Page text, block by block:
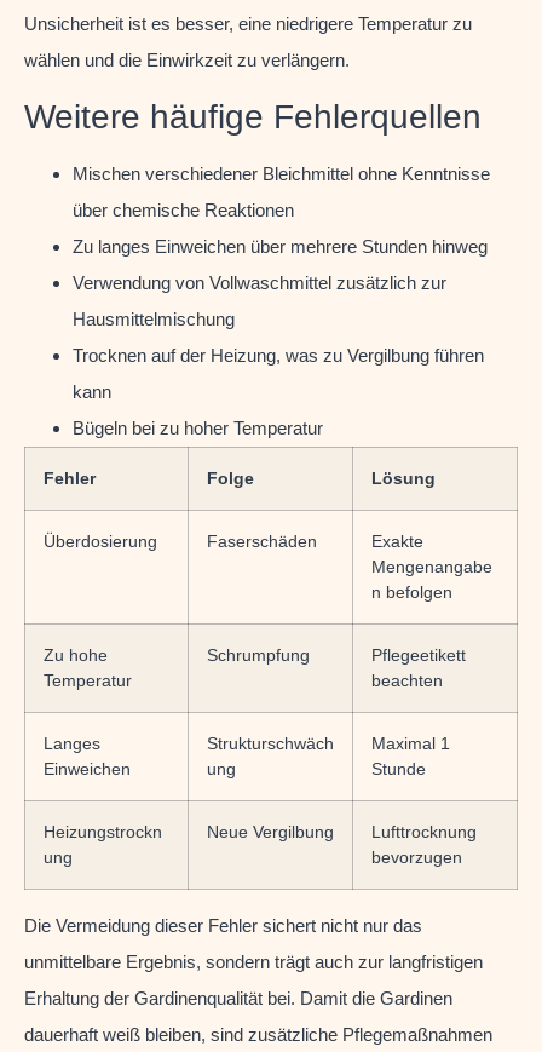
Unsicherheit ist es besser, eine niedrigere Temperatur zu
wählen und die Einwirkzeit zu verlängern.
Weitere häufige Fehlerquellen
Mischen verschiedener Bleichmittel ohne Kenntnisse
über chemische Reaktionen
Zu langes Einweichen über mehrere Stunden hinweg
Verwendung von Vollwaschmittel zusätzlich zur
Hausmittelmischung
Trocknen auf der Heizung, was zu Vergilbung führen
kann
Bügeln bei zu hoher Temperatur
Fehler Folge Lösung
Überdosierung Faserschäden
Exakte
Mengenangabe
n befolgen
Zu hohe
Temperatur
Schrumpfung
Pflegeetikett
beachten
Langes
Einweichen
Strukturschwäch
ung
Maximal 1
Stunde
Heizungstrockn
ung
Neue Vergilbung
Lufttrocknung
bevorzugen
Die Vermeidung dieser Fehler sichert nicht nur das
unmittelbare Ergebnis, sondern trägt auch zur langfristigen
Erhaltung der Gardinenqualität bei. Damit die Gardinen
dauerhaft weiß bleiben, sind zusätzliche Pflegemaßnahmen